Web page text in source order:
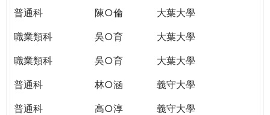
普通科
陳○倫
大葉大學
職業類科
吳○育
大葉大學
職業類科
吳○育
大葉大學
普通科
林○涵
義守大學
普通科
高○淳
義守大學